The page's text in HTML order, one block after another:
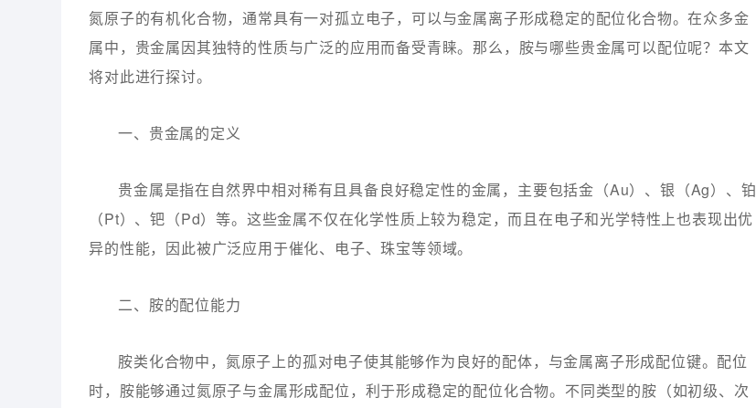
氮原子的有机化合物，通常具有一对孤立电子，可以与金属离子形成稳定的配位化合物。在众多金
属中，贵金属因其独特的性质与广泛的应用而备受青睐。那么，胺与哪些贵金属可以配位呢？本文
将对此进行探讨。
一、贵金属的定义
贵金属是指在自然界中相对稀有且具备良好稳定性的金属，主要包括金（Au）、银（Ag）、铂
（Pt）、钯（Pd）等。这些金属不仅在化学性质上较为稳定，而且在电子和光学特性上也表现出优
异的性能，因此被广泛应用于催化、电子、珠宝等领域。
二、胺的配位能力
胺类化合物中，氮原子上的孤对电子使其能够作为良好的配体，与金属离子形成配位键。配位
时，胺能够通过氮原子与金属形成配位，利于形成稳定的配位化合物。不同类型的胺（如初级、次